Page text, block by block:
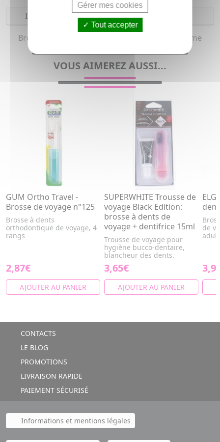
Indications
Brosse à dents de voyage pour homme et femme
VOUS AIMEREZ AUSSI...
GUM Ortho Travel -
Brosse de voyage n°125
Brosse à dents
orthodontique de voyage, 4
rangs
2,87€
AJOUTER AU PANIER
SUPERWHITE Trousse de
voyage Black Edition:
brosse à dents de
voyage + dentifrice 15ml
Trousse de voyage pour
hygiène bucco-dentaire,
blancheur des dents.
3,65€
AJOUTER AU PANIER
de
CONTACTS
LE BLOG
PROMOTIONS
LIVRAISON RAPIDE
PAIEMENT SÉCURISÉ
Informations et mentions légales
Gérer mes cookies
Tout accepter